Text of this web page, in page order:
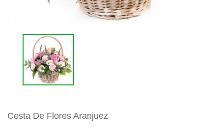
Cesta De Flores Aranjuez